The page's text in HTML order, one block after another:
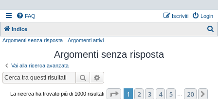
FAQ Login
Iscriviti
Indice
Argomenti senza risposta Argomenti attivi
Argomenti senza risposta
Vai alla ricerca avanzata
Cerca
La ricerca ha trovato più di 1000 risultati Pagina di 20
1 2 3 4 5 20